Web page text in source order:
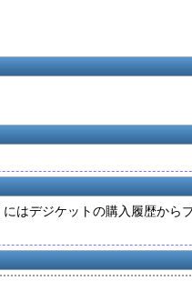
はデジケットの購入履歴から